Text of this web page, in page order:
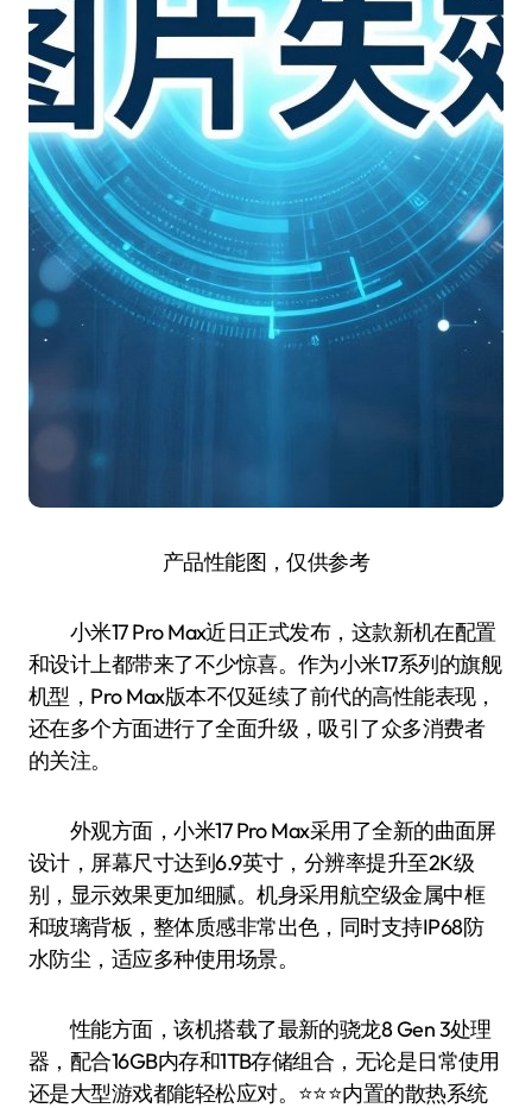
产品性能图，仅供参考
小米17 Pro Max近日正式发布，这款新机在配置
和设计上都带来了不少惊喜。作为小米17系列的旗舰
机型，Pro Max版本不仅延续了前代的高性能表现，
还在多个方面进行了全面升级，吸引了众多消费者
的关注。
外观方面，小米17 Pro Max采用了全新的曲面屏
设计，屏幕尺寸达到6.9英寸，分辨率提升至2K级
别，显示效果更加细腻。机身采用航空级金属中框
和玻璃背板，整体质感非常出色，同时支持IP68防
水防尘，适应多种使用场景。
性能方面，该机搭载了最新的骁龙8 Gen 3处理
器，配合16GB内存和1TB存储组合，无论是日常使用
还是大型游戏都能轻松应对。⭐️⭐️⭐️内置的散热系统